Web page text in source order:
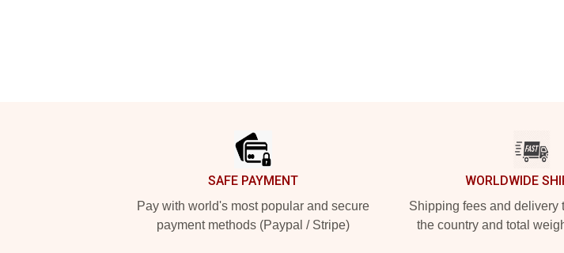
SAFE PAYMENT
Pay with world's most popular and secure
payment methods (Paypal / Stripe)
WORLDWIDE
Shipping fees and delivery
the country and total